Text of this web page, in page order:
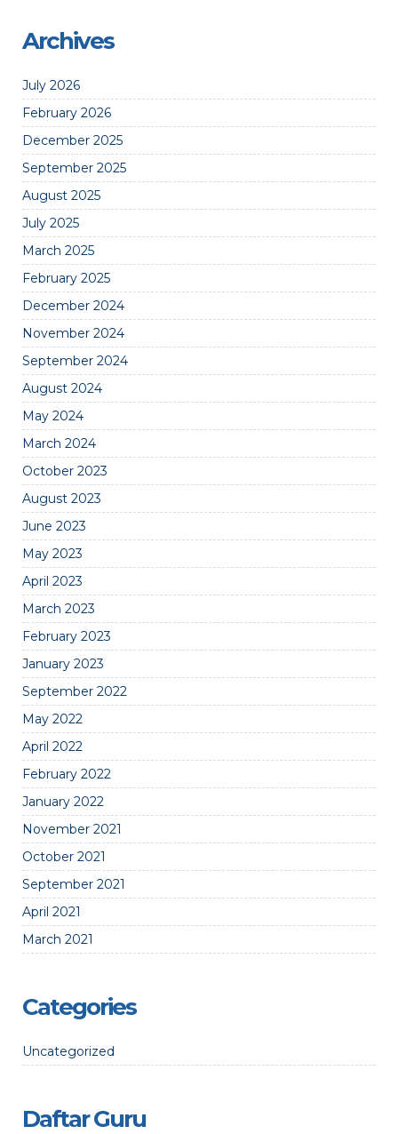
Archives
July 2026
February 2026
December 2025
September 2025
August 2025
July 2025
March 2025
February 2025
December 2024
November 2024
September 2024
August 2024
May 2024
March 2024
October 2023
August 2023
June 2023
May 2023
April 2023
March 2023
February 2023
January 2023
September 2022
May 2022
April 2022
February 2022
January 2022
November 2021
October 2021
September 2021
April 2021
March 2021
Categories
Uncategorized
Daftar Guru